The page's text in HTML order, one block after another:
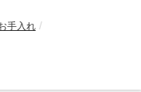
手入れ